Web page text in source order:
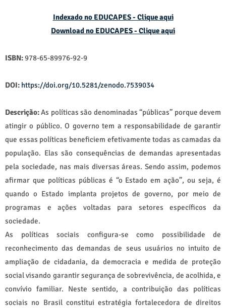
Indexado no EDUCAPES - Clique aqui
Download no EDUCAPES - Clique aqui
ISBN:978-65-89976-92-9
DOI: https://doi.org/10.5281/zenodo.7539034
Descrição:As políticas são denominadas “públicas” porque devem
atingir o público. O governo tem a responsabilidade de garantir
que essas políticas beneficiem efetivamente todas as camadas da
população. Elas são consequências de demandas apresentadas
pela sociedade, nas mais diversas áreas. Sendo assim, podemos
afirmar que políticas públicas é “o Estado em ação”, ou seja, é
quando o Estado implanta projetos de governo, por meio de
programas e ações voltadas para setores específicos da
sociedade.
As políticas sociais configura-se como possibilidade de
reconhecimento das demandas de seus usuários no intuito de
ampliação de cidadania, da democracia e medida de proteção
social visando garantir segurança de sobrevivência, de acolhida, e
convívio familiar. Neste sentido, a contribuição das políticas
sociais no Brasil constitui estratégia fortalecedora de direitos